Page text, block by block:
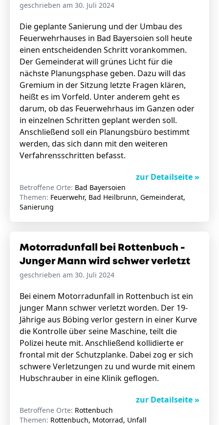
geschrieben am 30. Juli 2024
Die geplante Sanierung und der Umbau des
Feuerwehrhauses in Bad Bayersoien soll heute
einen entscheidenden Schritt vorankommen.
Der Gemeinderat will grünes Licht für die
nächste Planungsphase geben. Dazu will das
Gremium in der Sitzung letzte Fragen klären,
heißt es im Vorfeld. Unter anderem geht es
darum, ob das Feuerwehrhaus im Ganzen oder
in einzelnen Schritten geplant werden soll.
Anschließend soll ein Planungsbüro bestimmt
werden, das sich dann mit den weiteren
Verfahrensschritten befasst.
zur Detailseite »
Betroffene Orte: Bad Bayersoien
Themen: Feuerwehr, Bad Heilbrunn, Gemeinderat,
Sanierung
Motorradunfall bei Rottenbuch -
Junger Mann wird schwer verletzt
geschrieben am 30. Juli 2024
Bei einem Motorradunfall in Rottenbuch ist ein
junger Mann schwer verletzt worden. Der 19-
Jährige aus Böbing verlor gestern in einer Kurve
die Kontrolle über seine Maschine, teilt die
Polizei heute mit. Anschließend kollidierte er
frontal mit der Schutzplanke. Dabei zog er sich
schwere Verletzungen zu und wurde mit einem
Hubschrauber in eine Klinik geflogen.
zur Detailseite »
Betroffene Orte: Rottenbuch
Themen: Rottenbuch, Motorrad, Unfall